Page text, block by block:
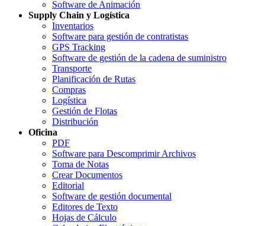
Software de Animación
Supply Chain y Logística
Inventarios
Software para gestión de contratistas
GPS Tracking
Software de gestión de la cadena de suministro
Transporte
Planificación de Rutas
Compras
Logística
Gestión de Flotas
Distribución
Oficina
PDF
Software para Descomprimir Archivos
Toma de Notas
Crear Documentos
Editorial
Software de gestión documental
Editores de Texto
Hojas de Cálculo